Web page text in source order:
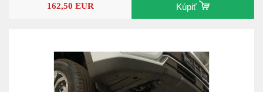
162,50 EUR Kúpiť